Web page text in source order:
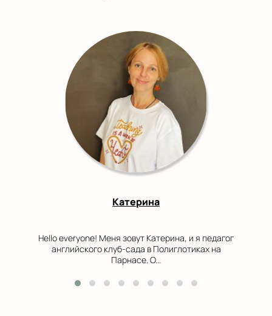
Катерина
Hello everyone! Меня зовут Катерина, и я педагог
английского клуб-сада в Полиглотиках на
Парнасе. О...